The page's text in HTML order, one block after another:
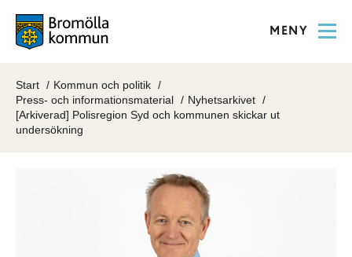
MENY
Start
Kommun och politik
Press- och informationsmaterial
Nyhetsarkivet
[Arkiverad] Polisregion Syd och kommunen skickar ut
undersökning